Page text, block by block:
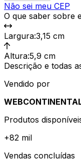
Não sei meu CEP
O que saber sobre
Largura:3,15 cm
Altura:5,9 cm
Descrição e todas
Vendido por
Produtos
+82 mil
Vendas concluídas